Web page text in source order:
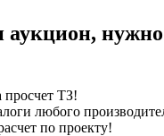
нужно
просчет ТЗ!
любого
по проекту!